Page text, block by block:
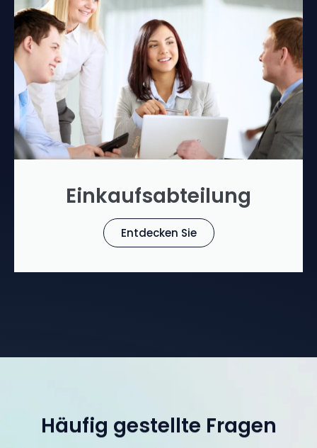
Einkaufsabteilung
Entdecken Sie
Häufig gestellte Fragen